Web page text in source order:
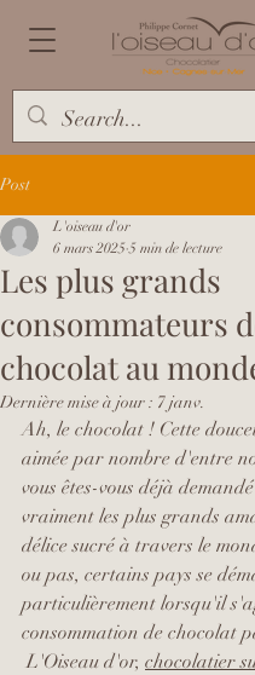
Post
Les plus grands
consommateurs
chocolat au
L'oiseau d'or
6 mars 2025 5 min de lecture
Dernière mise à jour : 7 janv.
Ah, le chocolat ! Cette
aimée par nombre d'entre
vous êtes-vous déjà
vraiment les plus grands
délice sucré à travers le
ou pas, certains pays se
particulièrement lorsqu'il
consommation de chocolat
L 'Oiseau d'or, chocolatier